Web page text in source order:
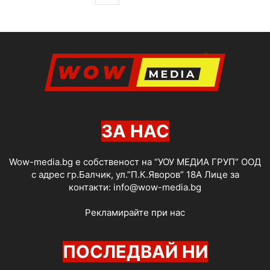
ЗА НАС
Wow-media.bg е собственост на “УОУ МЕДИА ГРУП” ООД
с адрес гр.Балчик, ул.”П.К.Яворов” 18А Лице за
контакти: info@wow-media.bg
Рекламирайте при нас
ПОСЛЕДВАЙ НИ